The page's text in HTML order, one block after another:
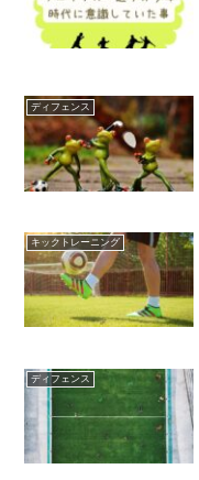
ディフェンス
キックトレーニング
ディフェンス